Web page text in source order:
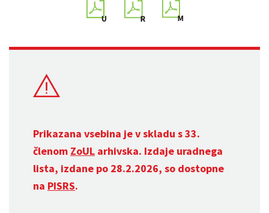
Prikazana vsebina je v skladu s 33.
členom ZoUL arhivska. Izdaje uradnega
lista, izdane po 28.2.2026, so dostopne
na PISRS.